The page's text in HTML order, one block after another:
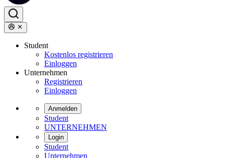
Student
Kostenlos registrieren
Einloggen
Unternehmen
Registrieren
Einloggen
Anmelden
Student
UNTERNEHMEN
Login
Student
Unternehmen